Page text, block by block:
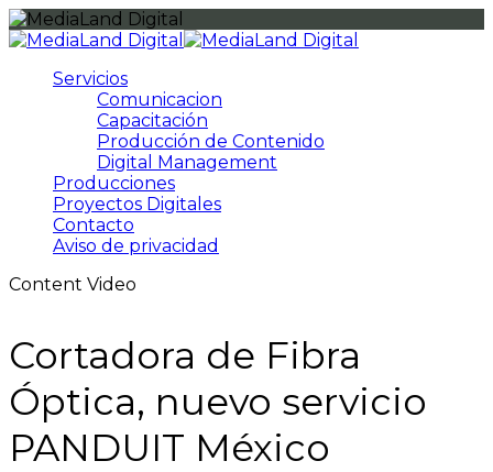
Servicios
Comunicacion
Capacitación
Producción de Contenido
Digital Management
Producciones
Proyectos Digitales
Contacto
Aviso de privacidad
Content Video
Cortadora de Fibra
Óptica, nuevo servicio
PANDUIT México